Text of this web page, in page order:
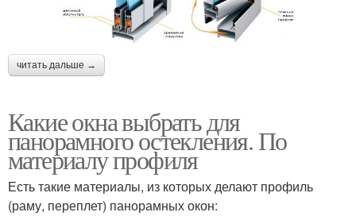
читать дальше →
Какие окна выбрать для
панорамного остекления. По
материалу профиля
Есть такие материалы, из которых делают профиль
(раму, переплет) панорамных окон: